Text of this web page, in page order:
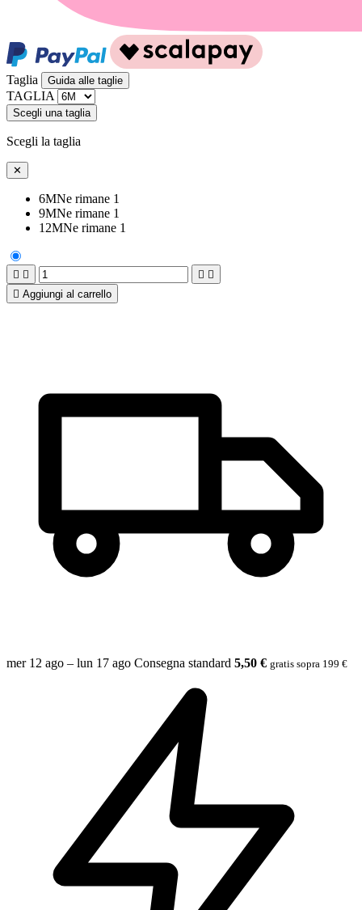
Taglia Guida alle taglie
TAGLIA
Scegli una taglia
Scegli la taglia
✕
6MNe rimane 1
9MNe rimane 1
12MNe rimane 1
   
 Aggiungi al carrello
mer 12 ago – lun 17 ago Consegna standard 5,50 € gratis sopra 199 €